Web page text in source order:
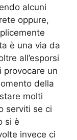
alcuni
oppure,
è una via da
all’esporsi
provocare un
della
molti
serviti se ci
si è
invece ci